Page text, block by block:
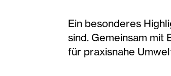
Ein besonderes
sind. Gemeinsam mit
für praxisnahe